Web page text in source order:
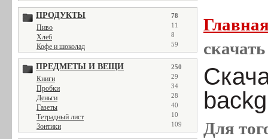
ПРОДУКТЫ 78
Пиво 11
Хлеб 8
Кофе и шоколад 59
ПРЕДМЕТЫ И ВЕЩИ 250
Книги 29
Пробки 34
Деньги 28
Газеты 40
Тетрадный лист 10
Зонтики 109
Для